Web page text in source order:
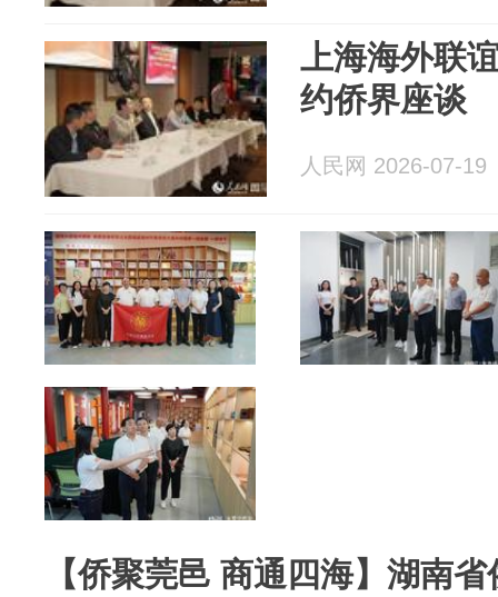
上海海外联
约侨界座谈
人民网 2026-07-19
【侨聚莞邑 商通四海】湖南